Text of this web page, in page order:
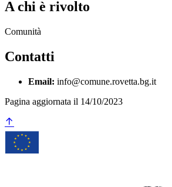
A chi è rivolto
Comunità
Contatti
Email: info@comune.rovetta.bg.it
Pagina aggiornata il 14/10/2023